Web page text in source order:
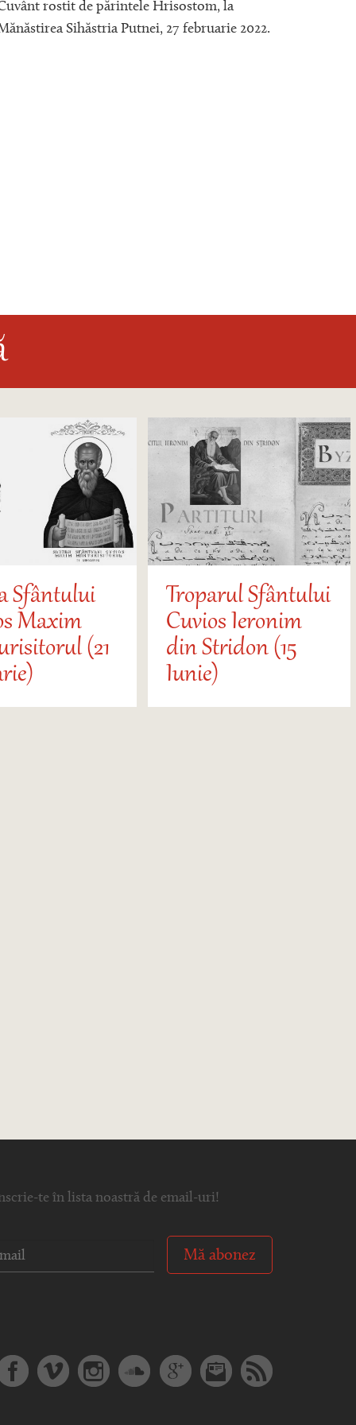
rostit de părintele Hrisostom, la
Sihăstria Putnei, 27 februarie 2022.
Sfântului
Maxim
(21
Troparul Sfântului
Cuvios Ieronim
din Stridon (15
Iunie)
te în lista noastră de email-uri!
Mă abonez